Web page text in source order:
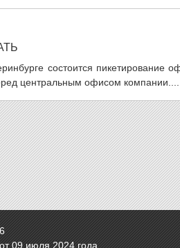
состоится пикетирование
центральным офисом компании....
09 июля 2024 года.